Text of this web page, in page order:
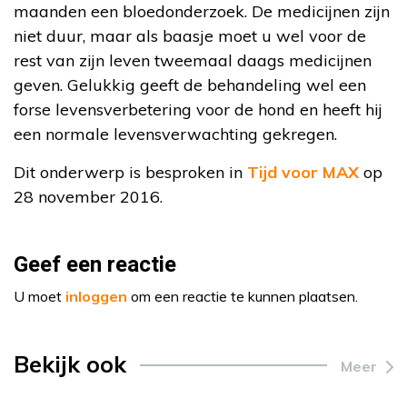
maanden een bloedonderzoek. De medicijnen zijn
niet duur, maar als baasje moet u wel voor de
rest van zijn leven tweemaal daags medicijnen
geven. Gelukkig geeft de behandeling wel een
forse levensverbetering voor de hond en heeft hij
een normale levensverwachting gekregen.
Dit onderwerp is besproken in Tijd voor MAX op
28 november 2016.
Geef een reactie
U moet inloggen om een reactie te kunnen plaatsen.
Bekijk ook Meer